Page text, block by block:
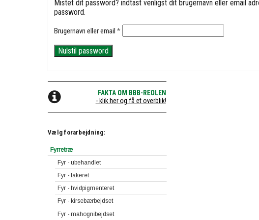
Mistet dit password? indtast venligst dit brugernavn eller email
password.
Brugernavn eller email *Påkrævet
Nulstil password
FAKTA OM BBB-REOLEN
- klik her og få et overblik!
Vælg forarbejdning:
Fyrretræ
Fyr - ubehandlet
Fyr - lakeret
Fyr - hvidpigmenteret
Fyr - kirsebærbejdset
Fyr - mahognibejdset